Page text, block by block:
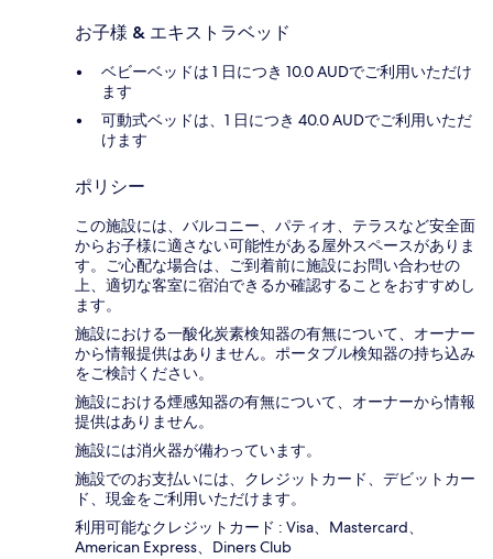
お子様 & エキストラベッド
ベビーベッドは 1 日につき 10.0 AUDでご利用いただけ
ます
可動式ベッドは、1 日につき 40.0 AUDでご利用いただ
けます
ポリシー
この施設には、バルコニー、パティオ、テラスなど安全面
からお子様に適さない可能性がある屋外スペースがありま
す。ご心配な場合は、ご到着前に施設にお問い合わせの
上、適切な客室に宿泊できるか確認することをおすすめし
ます。
施設における一酸化炭素検知器の有無について、オーナー
から情報提供はありません。ポータブル検知器の持ち込み
をご検討ください。
施設における煙感知器の有無について、オーナーから情報
提供はありません。
施設には消火器が備わっています。
施設でのお支払いには、クレジットカード、デビットカー
ド、現金をご利用いただけます。
利用可能なクレジットカード : Visa、Mastercard、
American Express、Diners Club